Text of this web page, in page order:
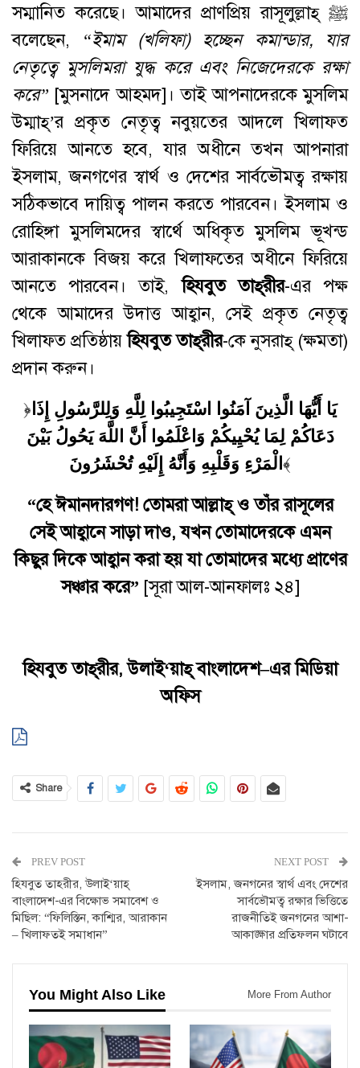
সম্মানিত করেছে। আমাদের প্রাণপ্রিয় রাসূলুল্লাহ্‌ ﷺ
বলেছেন, “ইমাম(খলিফা) হচ্ছেন কমান্ডার, যার
নেতৃত্বে মুসলিমরা যুদ্ধ করে এবং নিজেদেরকে রক্ষা
করে” [মুসনাদে আহমদ]। তাই আপনাদেরকে মুসলিম
উম্মাহ্‌’র প্রকৃত নেতৃত্ব নবুয়তের আদলে খিলাফত
ফিরিয়ে আনতে হবে, যার অধীনে তখন আপনারা
ইসলাম, জনগণের স্বার্থ ও দেশের সার্বভৌমত্ব রক্ষায়
সঠিকভাবে দায়িত্ব পালন করতে পারবেন। ইসলাম ও
রোহিঙ্গা মুসলিমদের স্বার্থে অধিকৃত মুসলিম ভূখন্ড
আরাকানকে বিজয় করে খিলাফতের অধীনে ফিরিয়ে
আনতে পারবেন। তাই,হিযবুত তাহ্রীর-এর পক্ষ
থেকে আমাদের উদাত্ত আহ্বান, সেই প্রকৃত নেতৃত্ব
খিলাফত প্রতিষ্ঠায়হিযবুত তাহ্রীর-কে নুসরাহ্‌ (ক্ষমতা)
প্রদান করুন।
﴿يَا أَيُّهَا الَّذِينَ آمَنُوا اسْتَجِيبُوا لِلَّهِ وَلِلرَّسُولِ إِذَا
دَعَاكُمْ لِمَا يُحْيِيكُمْ وَاعْلَمُوا أَنَّ اللَّهَ يَحُولُ بَيْنَ
الْمَرْءِ وَقَلْبِهِ وَأَنَّهُ إِلَيْهِ تُحْشَرُونَ﴾
“হে ঈমানদারগণ! তোমরা আল্লাহ্ ও তাঁর রাসূলের
সেই আহ্বানে সাড়া দাও,যখন তোমাদেরকে এমন
কিছুর দিকে আহ্বান করা হয় যা তোমাদের মধ্যে প্রাণের
সঞ্চার করে” [সূরা আল-আনফালঃ ২৪]
হিযবুত তাহ্রীর, উলাই‘য়াহ্‌ বাংলাদেশ–এর মিডিয়া
অফিস
Share
PREV POST
হিযবুত তাহরীর, উলাই‘য়াহ্‌
বাংলাদেশ-এর বিক্ষোভ সমাবেশ ও
মিছিল: “ফিলিস্তিন, কাশ্মির, আরাকান
– খিলাফতই সমাধান”
NEXT POST
ইসলাম, জনগনের স্বার্থ এবং দেশের
সার্বভৌমত্ব রক্ষার ভিত্তিতে
রাজনীতিই জনগনের আশা-
আকাঙ্ক্ষার প্রতিফলন ঘটাবে
You Might Also Like More From Author